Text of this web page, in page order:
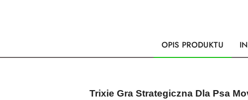
OPIS PRODUKTU
Trixie Gra Strategiczna Dla Psa